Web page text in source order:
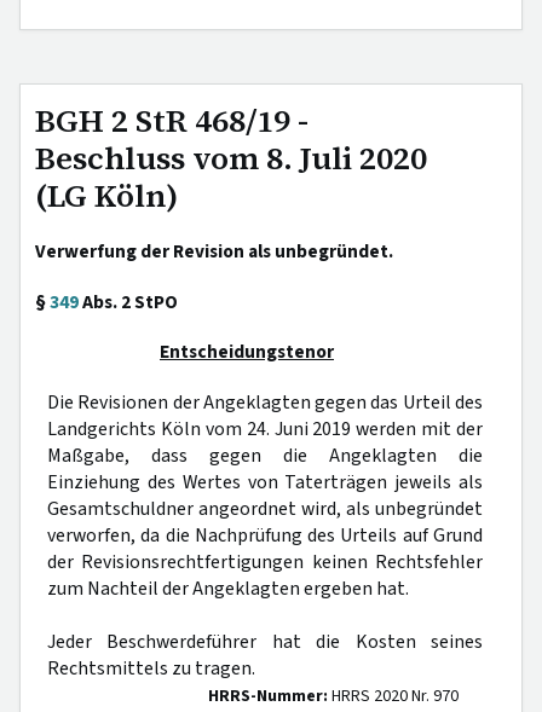
BGH 2 StR 468/19 -
Beschluss vom 8. Juli 2020
(LG Köln)
Verwerfung der Revision als unbegründet.
§349Abs. 2 StPO
Entscheidungstenor
Die Revisionen der Angeklagten gegen das Urteil des
Landgerichts Köln vom 24. Juni 2019 werden mit der
Maßgabe, dass gegen die Angeklagten die
Einziehung des Wertes von Taterträgen jeweils als
Gesamtschuldner angeordnet wird, als unbegründet
verworfen, da die Nachprüfung des Urteils auf Grund
der Revisionsrechtfertigungen keinen Rechtsfehler
zum Nachteil der Angeklagten ergeben hat.
Jeder Beschwerdeführer hat die Kosten seines
Rechtsmittels zu tragen.
HRRS-Nummer: HRRS 2020 Nr. 970